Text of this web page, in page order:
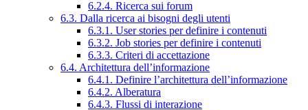
6.2.4. Ricerca sui forum
6.3. Dalla ricerca ai bisogni degli utenti
6.3.1. User stories per definire i contenuti
6.3.2. Job stories per definire i contenuti
6.3.3. Criteri di accettazione
6.4. Architettura dell’informazione
6.4.1. Definire l’architettura dell’informazione
6.4.2. Alberatura
6.4.3. Flussi di interazione